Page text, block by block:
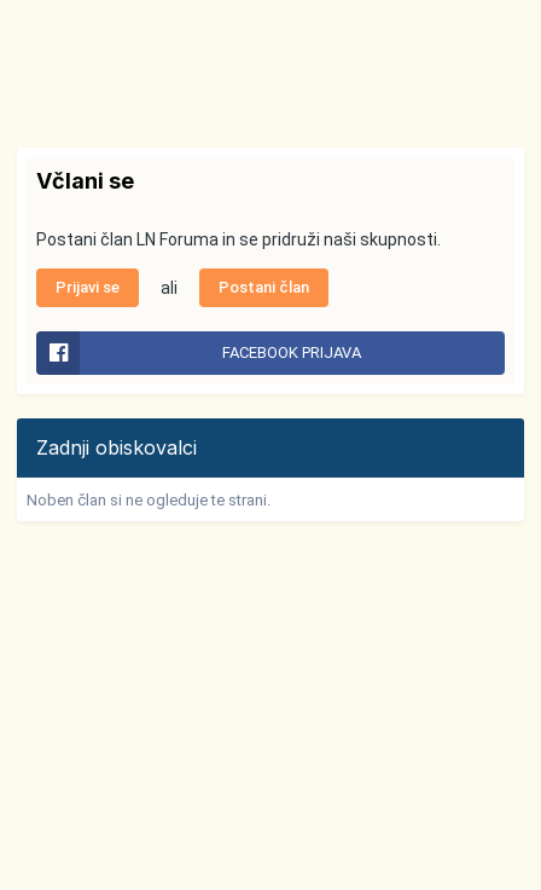
Včlani se
Postani član LN Foruma in se pridruži naši skupnosti.
Prijavi se ali Postani član
FACEBOOK PRIJAVA
Zadnji obiskovalci
Noben član si ne ogleduje te strani.